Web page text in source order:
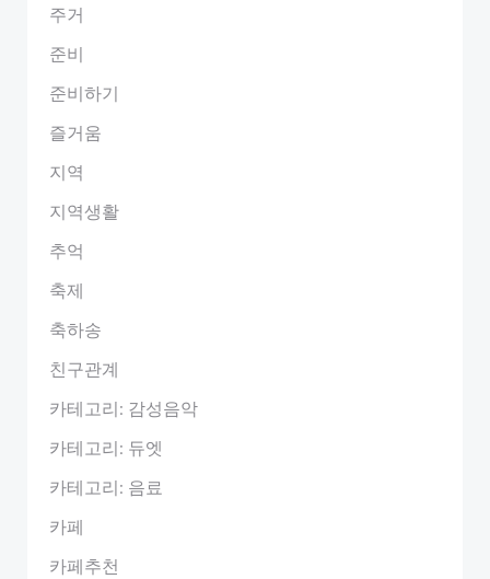
주거
준비
준비하기
즐거움
지역
지역생활
추억
축제
축하송
친구관계
카테고리: 감성음악
카테고리: 듀엣
카테고리: 음료
카페
카페추천